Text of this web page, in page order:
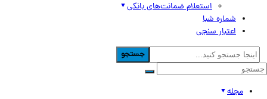
استعلام ضمانت‌های بانکی
شماره شبا
اعتبار سنجی
جستجو
مجله